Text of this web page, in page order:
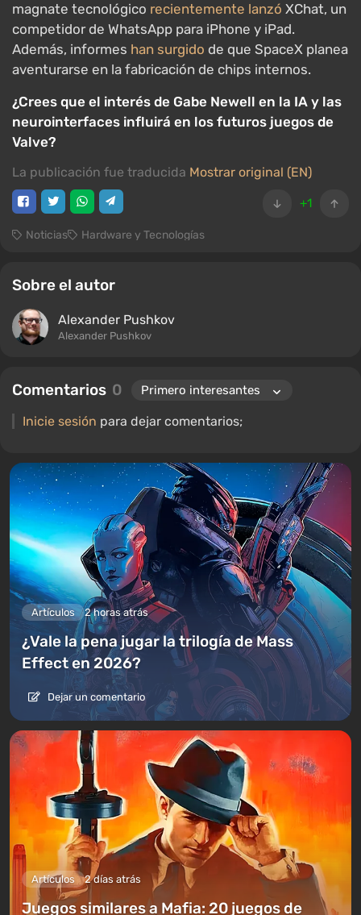
magnate tecnológico recientemente lanzó XChat, un
competidor de WhatsApp para iPhone y iPad.
Además, informes han surgido de que SpaceX planea
aventurarse en la fabricación de chips internos.
¿Crees que el interés de Gabe Newell en la IA y las
neurointerfaces influirá en los futuros juegos de
Valve?
La publicación fue traducida Mostrar original (EN)
+1
Noticias Hardware y Tecnologías
Sobre el autor
Alexander Pushkov
Alexander Pushkov
Comentarios 0
Inicie sesión para dejar comentarios;
Artículos 2 horas atrás
¿Vale la pena jugar la trilogía de Mass
Effect en 2026?
Dejar un comentario
Artículos 2 días atrás
Juegos similares a Mafia: 20 juegos de